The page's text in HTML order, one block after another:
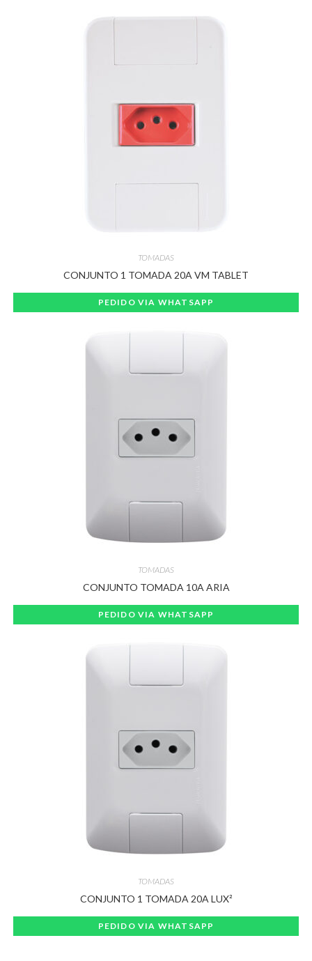
TOMADAS
CONJUNTO 1 TOMADA 20A VM TABLET
PEDIDO VIA WHATSAPP
TOMADAS
CONJUNTO TOMADA 10A ARIA
PEDIDO VIA WHATSAPP
TOMADAS
CONJUNTO 1 TOMADA 20A LUX²
PEDIDO VIA WHATSAPP